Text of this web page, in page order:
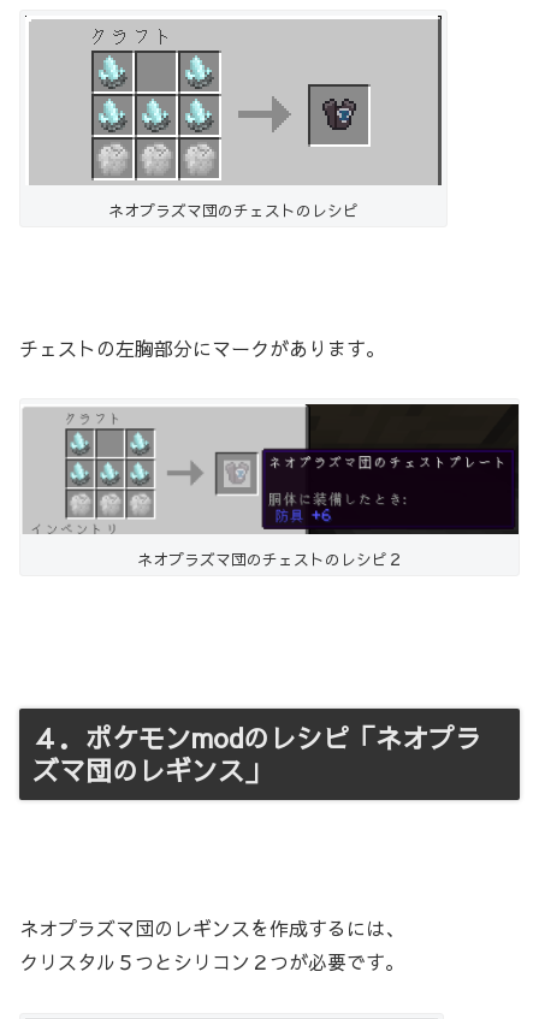
ネオプラズマ団のチェストのレシピ
チェストの左胸部分にマークがあります。
ネオプラズマ団のチェストのレシピ２
４．ポケモンmodのレシピ「ネオプラ
ズマ団のレギンス」
ネオプラズマ団のレギンスを作成するには、
クリスタル５つとシリコン２つが必要です。